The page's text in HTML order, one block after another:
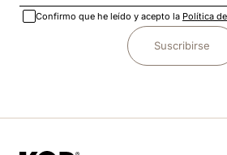
Confirmo que he leído y acepto la Política
Suscribirse